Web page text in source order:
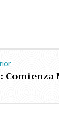
Comienza